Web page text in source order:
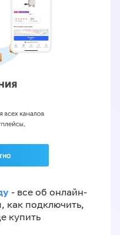
- все об онлайн-
как подключить,
купить